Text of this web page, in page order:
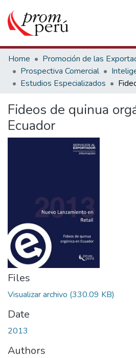
Communities & Collections
All of DSpace
Statistics
Home
Prospectiva Comercial
Estudios Especializados
Fideos de quinua
Ecuador
Files
Visualizar archivo (330.09 KB)
Date
2013
Authors